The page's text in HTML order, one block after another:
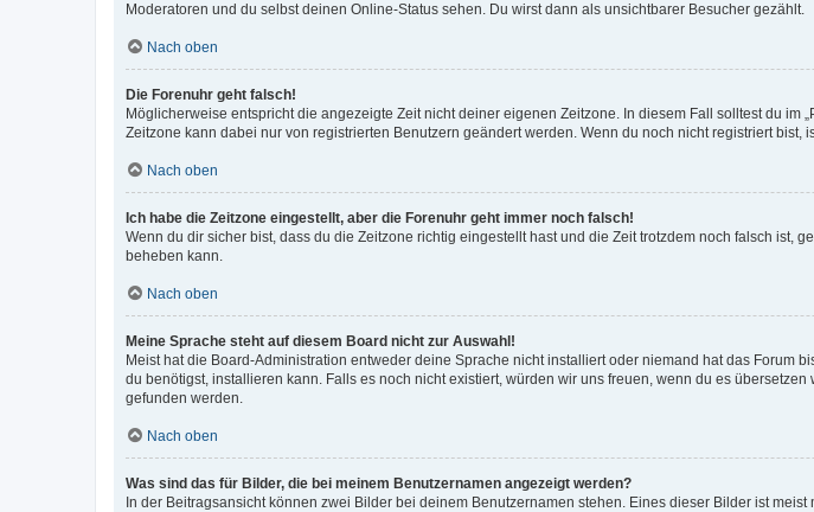
Moderatoren und du selbst deinen Online-Status sehen. Du wirst dann als unsichtbarer Besucher gezählt.
Nach oben
Die Forenuhr geht falsch!
Möglicherweise entspricht die angezeigte Zeit nicht deiner eigenen Zeitzone. In diesem Fall solltest du
Zeitzone kann dabei nur von registrierten Benutzern geändert werden. Wenn du noch nicht registriert bist,
Nach oben
Ich habe die Zeitzone eingestellt, aber die Forenuhr geht immer noch falsch!
Wenn du dir sicher bist, dass du die Zeitzone richtig eingestellt hast und die Zeit trotzdem noch falsch ist,
beheben kann.
Nach oben
Meine Sprache steht auf diesem Board nicht zur Auswahl!
Meist hat die Board-Administration entweder deine Sprache nicht installiert oder niemand hat das Forum
du benötigst, installieren kann. Falls es noch nicht existiert, würden wir uns freuen, wenn du es
gefunden werden.
Nach oben
Was sind das für Bilder, die bei meinem Benutzernamen angezeigt werden?
In der Beitragsansicht können zwei Bilder bei deinem Benutzernamen stehen. Eines dieser Bilder ist